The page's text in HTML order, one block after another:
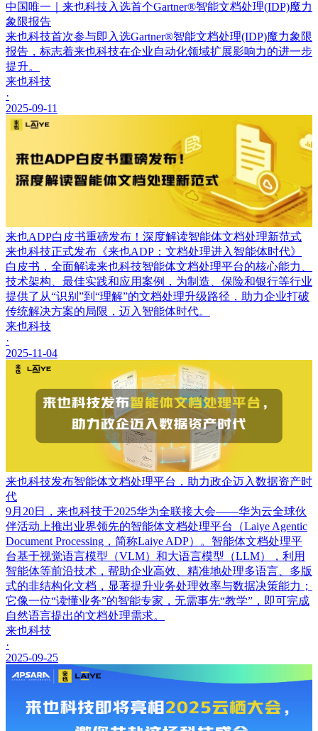
中国唯一｜来也科技入选首个Gartner®智能文档处理(IDP)魔力
象限报告
来也科技首次参与即入选Gartner®智能文档处理(IDP)魔力象限
报告，标志着来也科技在企业自动化领域扩展影响力的进一步
提升。
来也科技
·
2025-09-11
来也ADP白皮书重磅发布！深度解读智能体文档处理新范式
来也科技正式发布《来也ADP：文档处理进入智能体时代》
白皮书，全面解读来也科技智能体文档处理平台的核心能力、
技术架构、最佳实践和应用案例，为制造、保险和银行等行业
提供了从“识别”到“理解”的文档处理升级路径，助力企业打破
传统解决方案的局限，迈入智能体时代。
来也科技
·
2025-11-04
来也科技发布智能体文档处理平台，助力政企迈入数据资产时
代
9月20日，来也科技于2025华为全联接大会——华为云全球伙
伴活动上推出业界领先的智能体文档处理平台（Laiye Agentic
Document Processing，简称Laiye ADP）。智能体文档处理平
台基于视觉语言模型（VLM）和大语言模型（LLM），利用
智能体等前沿技术，帮助企业高效、精准地处理多语言、多版
式的非结构化文档，显著提升业务处理效率与数据决策能力；
它像一位“读懂业务”的智能专家，无需事先“教学”，即可完成
自然语言提出的文档处理需求。
来也科技
·
2025-09-25